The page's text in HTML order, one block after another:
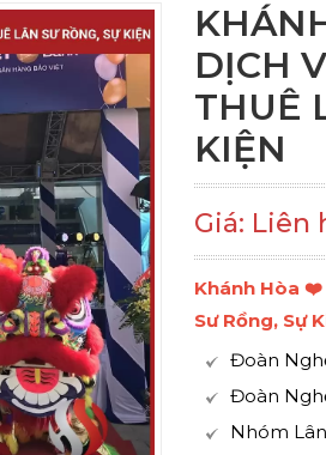
DỊCH
THUÊ
KIỆN
Giá: Liên
Khánh Hòa ❤️️
Sư Rồng, Sự
Đoàn
Đoàn
Nhóm